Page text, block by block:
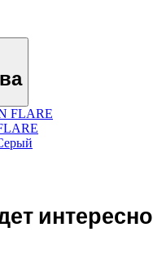
FLARE
интересно